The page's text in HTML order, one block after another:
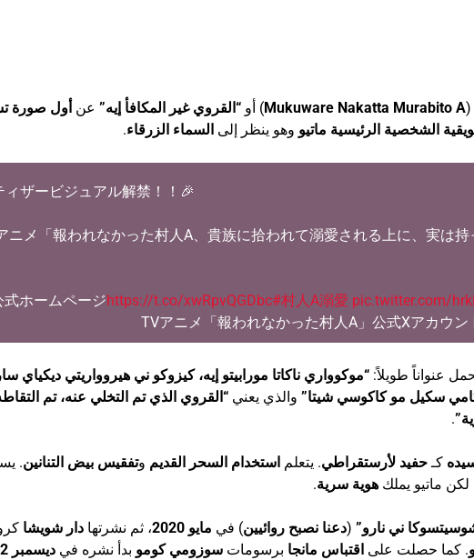
(
Mukuware Nakatta Murabito A) أو “القروي غير المكافأ إيه” عن أول صورة
الشخصية الرئيسية ماتيو وهو ينظر إلى السماء الزرقاء.
ィザービジュアル解禁！！🎉
ニメ「報われなかった村人A、貴族に拾われて溺愛される上に、実は
式ホームページhttps://t.co/xwRpvQGDbc#村人A溺愛 pic.twitter.com/
عنواناً طويلاً: “موكوواري ناكاتا مورابيتو إيه، كيزوكو ني هيروواريتي ديكياي
كامي سكيل مو كاكوسي شيتا” والذي يعني “القروي الذي تم التخلي عنه، تم
.
كـحفيد لأرستقراطي. يتعلم استخدام السحر القديم وتفقيس بيض التنانين.
لكن ماتيو يملك هوية سرية.
ني نارو” (دعنا نصبح روائيين) في مايو 2020 ، ثم نشرتها دار شويشا
. كما حصلت على اقتباس مانجا برسومات سوزومي كومو بدأ نشره في ديسمبر 2022